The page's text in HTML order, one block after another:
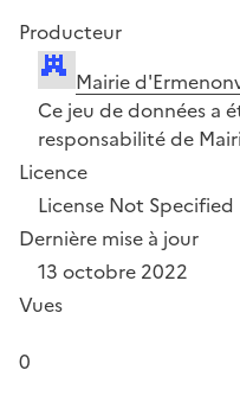
Producteur
Mairie
Ce jeu de données a
responsabilité de
Licence
License Not Specified
Dernière mise à jour
13 octobre 2022
Vues
0